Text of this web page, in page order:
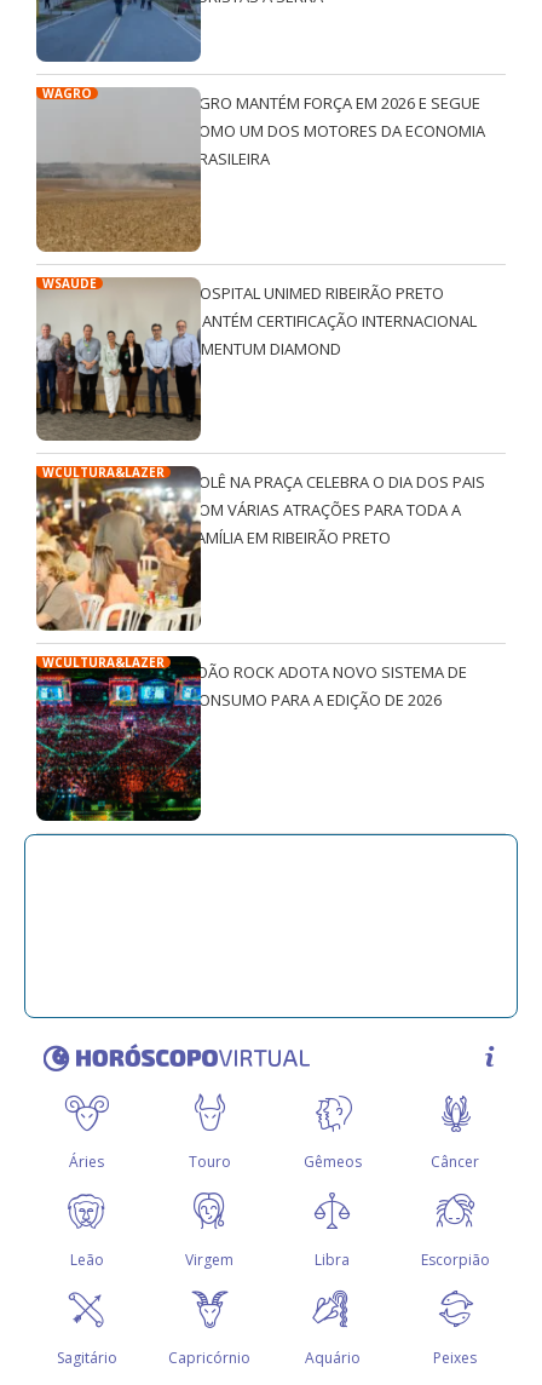
WAGRO
AGRO MANTÉM FORÇA EM 2026 E SEGUE
COMO UM DOS MOTORES DA ECONOMIA
BRASILEIRA
WSAÚDE
HOSPITAL UNIMED RIBEIRÃO PRETO
MANTÉM CERTIFICAÇÃO INTERNACIONAL
QMENTUM DIAMOND
WCULTURA&LAZER
ROLÊ NA PRAÇA CELEBRA O DIA DOS PAIS
COM VÁRIAS ATRAÇÕES PARA TODA A
FAMÍLIA EM RIBEIRÃO PRETO
WCULTURA&LAZER
JOÃO ROCK ADOTA NOVO SISTEMA DE
CONSUMO PARA A EDIÇÃO DE 2026